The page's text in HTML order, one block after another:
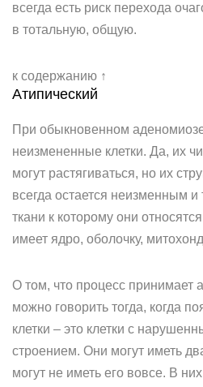
всегда есть риск перехода
в тотальную, общую.
к содержанию ↑
Атипический
При обыкновенном
неизмененные клетки. Да, их
могут растягиваться, но их
всегда остается неизменным
ткани к которому они
имеет ядро, оболочку,
О том, что процесс принимает
можно говорить тогда, когда
клетки – это клетки с
строением. Они могут иметь
могут не иметь его вовсе. В